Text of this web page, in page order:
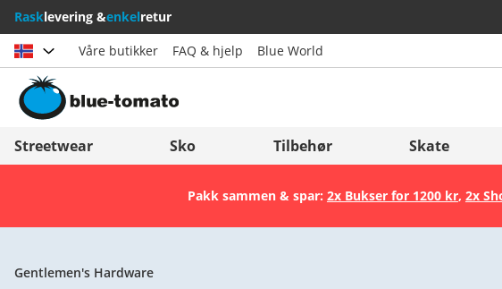
Rasklevering &enkelretur
Velg land
Österreich
Svizzera (Italiano)
Italia (Italiano)
Italien (Deutsch)
Slovenija
België
Våre butikker FAQ & hjelp Blue World
Streetwear Sko Tilbehør Skate
Pakk sammen & spar: 2x Bukser for 1200 kr, 2x
Gentlemen's Hardware